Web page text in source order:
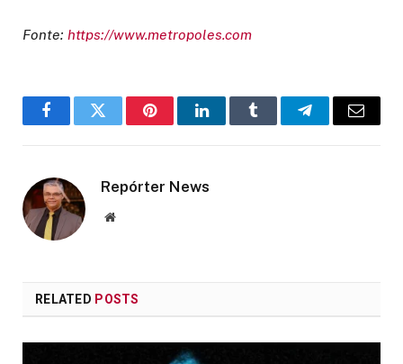
Fonte: https://www.metropoles.com
FacebookTwitter PinterestLinkedInTumblr TelegramEmail
Repórter News
Website
RELATED POSTS